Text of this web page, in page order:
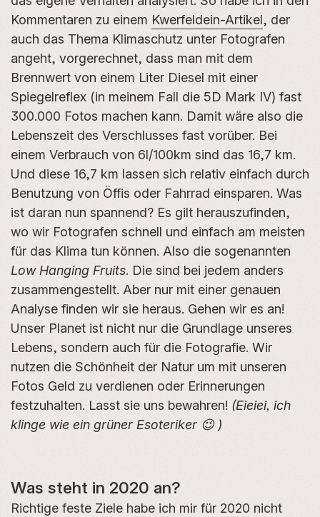
Kommentaren zu einem Kwerfeldein-Artikel, der
auch das Thema Klimaschutz unter Fotografen
angeht, vorgerechnet, dass man mit dem
Brennwert von einem Liter Diesel mit einer
Spiegelreflex (in meinem Fall die 5D Mark IV) fast
300.000 Fotos machen kann. Damit wäre also die
Lebenszeit des Verschlusses fast vorüber. Bei
einem Verbrauch von 6l/100km sind das 16,7 km.
Und diese 16,7 km lassen sich relativ einfach durch
Benutzung von Öffis oder Fahrrad einsparen. Was
ist daran nun spannend? Es gilt herauszufinden,
wo wir Fotografen schnell und einfach am meisten
für das Klima tun können. Also die sogenannten
Low Hanging Fruits. Die sind bei jedem anders
zusammengestellt. Aber nur mit einer genauen
Analyse finden wir sie heraus. Gehen wir es an!
Unser Planet ist nicht nur die Grundlage unseres
Lebens, sondern auch für die Fotografie. Wir
nutzen die Schönheit der Natur um mit unseren
Fotos Geld zu verdienen oder Erinnerungen
festzuhalten. Lasst sie uns bewahren! (Eieiei, ich
klinge wie ein grüner Esoteriker 😉 )
Was steht in 2020 an?
Richtige feste Ziele habe ich mir für 2020 nicht